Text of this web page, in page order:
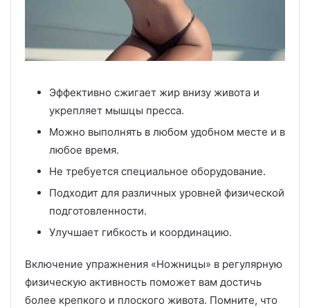
Эффективно сжигает жир внизу живота и
укрепляет мышцы пресса.
Можно выполнять в любом удобном месте и в
любое время.
Не требуется специальное оборудование.
Подходит для различных уровней физической
подготовленности.
Улучшает гибкость и координацию.
Включение упражнения «Ножницы» в регулярную
физическую активность поможет вам достичь
более крепкого и плоского живота. Помните, что